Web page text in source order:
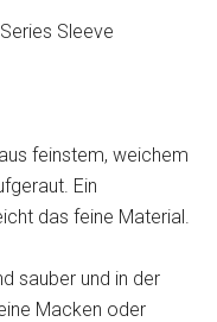
Sleeve
feinstem, weichem
Ein
das feine Material.
sauber und in der
Macken oder